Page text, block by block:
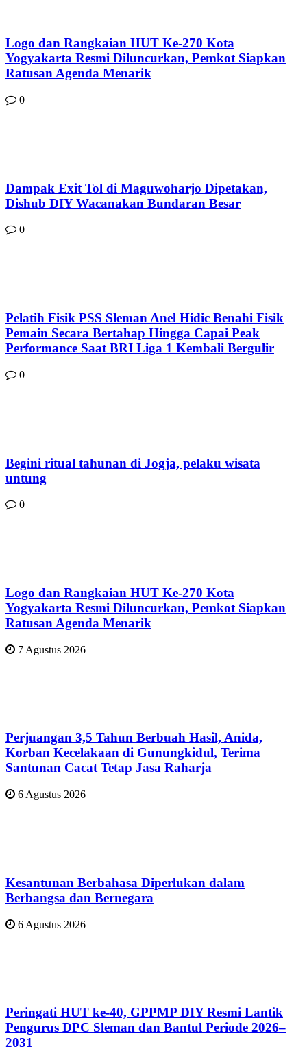
Logo dan Rangkaian HUT Ke-270 Kota
Yogyakarta Resmi Diluncurkan, Pemkot Siapkan
Ratusan Agenda Menarik
0
Dampak Exit Tol di Maguwoharjo Dipetakan,
Dishub DIY Wacanakan Bundaran Besar
0
Pelatih Fisik PSS Sleman Anel Hidic Benahi Fisik
Pemain Secara Bertahap Hingga Capai Peak
Performance Saat BRI Liga 1 Kembali Bergulir
0
Begini ritual tahunan di Jogja, pelaku wisata
untung
0
Logo dan Rangkaian HUT Ke-270 Kota
Yogyakarta Resmi Diluncurkan, Pemkot Siapkan
Ratusan Agenda Menarik
7 Agustus 2026
Perjuangan 3,5 Tahun Berbuah Hasil, Anida,
Korban Kecelakaan di Gunungkidul, Terima
Santunan Cacat Tetap Jasa Raharja
6 Agustus 2026
Kesantunan Berbahasa Diperlukan dalam
Berbangsa dan Bernegara
6 Agustus 2026
Peringati HUT ke-40, GPPMP DIY Resmi Lantik
Pengurus DPC Sleman dan Bantul Periode 2026–
2031